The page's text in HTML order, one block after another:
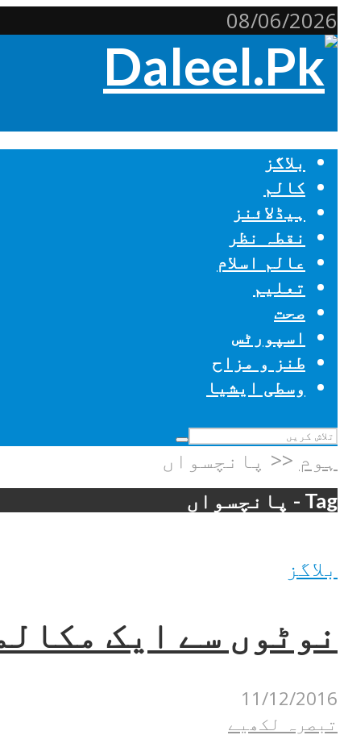
08/06/2026
بلاگز
کالم
ہیڈلائنز
نقطہ نظر
عالم اسلام
تعلیم
صحت
اسپورٹس
طنز و مزاح
وسطی ایشیا
ہوم << پانچسواں
Tag - پانچسواں
بلاگز
نوٹوں سے ایک
11/12/2016
تبصرہ لکھیے